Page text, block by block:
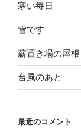
寒い毎日
雪です
薪置き場の屋根
台風のあと
最近のコメント